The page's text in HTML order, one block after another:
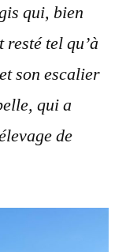
qui, bien
tel qu’à
son escalier
qui a
de